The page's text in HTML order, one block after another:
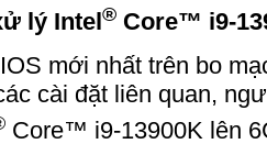
lý Intel® Core™ i9-
mới nhất trên bo
cài đặt liên quan,
Core™ i9-13900K lên